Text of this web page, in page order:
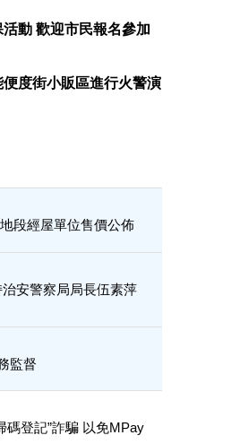
動 歡迎市民報名參加
度街小販區進行火警演
段經屋單位售價公佈
安警察局局長伍素萍
監督
碼登記”詐騙 以免MPay